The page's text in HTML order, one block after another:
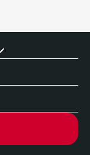
Echte winkel +35